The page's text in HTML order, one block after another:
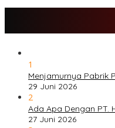
1
Menjamurnya Pabrik
29 Juni 2026
2
Ada Apa Dengan PT.
27 Juni 2026